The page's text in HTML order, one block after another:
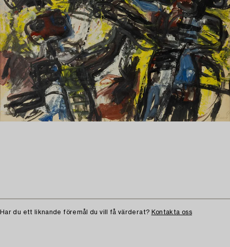
Har du ett liknande föremål du vill få värderat? Kontakta oss